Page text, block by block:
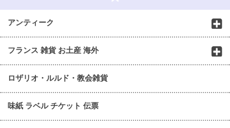
アンティーク
フランス 雑貨 お土産 海外
ロザリオ・ルルド・教会雑貨
味紙 ラベル チケット 伝票